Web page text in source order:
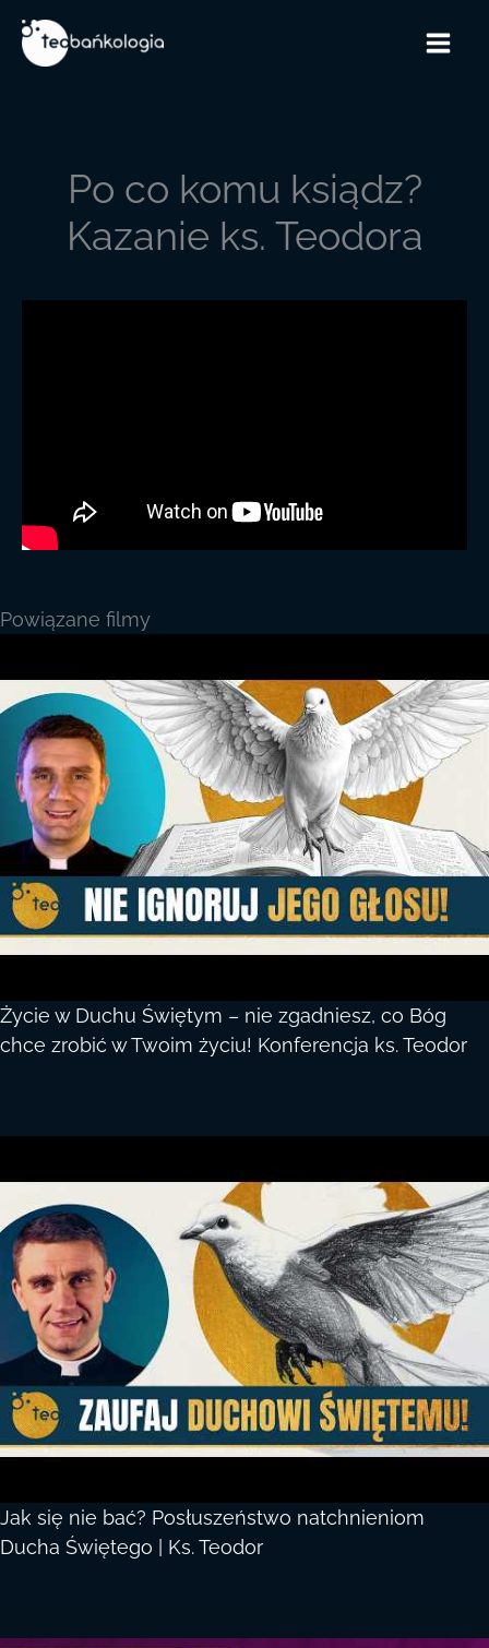
do
treści
Po co komu ksiądz?
Kazanie ks. Teodora
Powiązane filmy
Życie w Duchu Świętym – nie zgadniesz, co Bóg
chce zrobić w Twoim życiu! Konferencja ks. Teodor
Jak się nie bać? Posłuszeństwo natchnieniom
Ducha Świętego | Ks. Teodor